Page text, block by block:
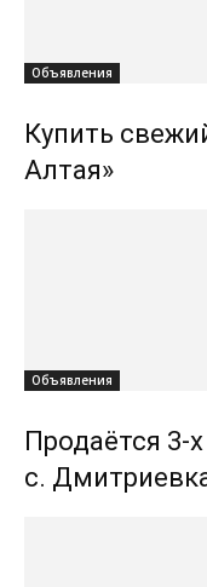
Объявления
Купить
Алтая»
Объявления
Продаётся 3-
с.